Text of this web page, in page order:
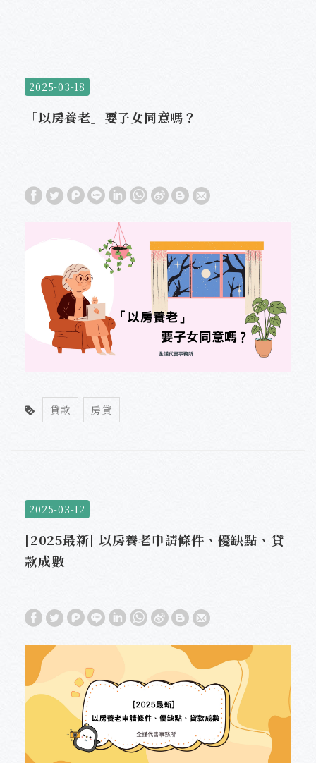
2025-03-18
「以房養老」要子女同意嗎？
貸款 房貸
2025-03-12
[2025最新] 以房養老申請條件、優缺點、貸
款成數